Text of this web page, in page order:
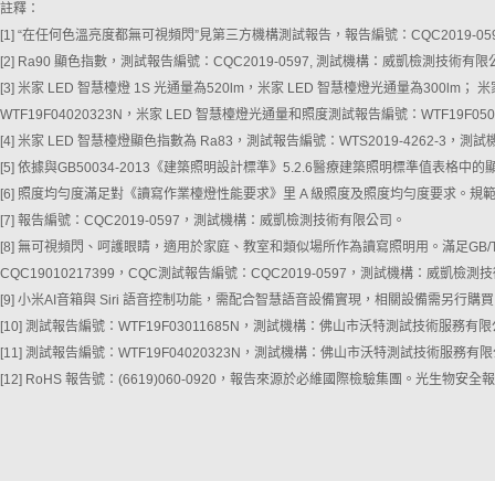
註釋：
[1] “在任何色溫亮度都無可視頻閃”見第三方機構測試報告，報告編號：CQC2019-
[2] Ra90 顯色指數，測試報告編號：CQC2019-0597, 測試機構：威凱檢測技術有限
[3] 米家 LED 智慧檯燈 1S 光通量為520lm，米家 LED 智慧檯燈光通量為300lm；
WTF19F04020323N，米家 LED 智慧檯燈光通量和照度測試報告編號：
[4] 米家 LED 智慧檯燈顯色指數為 Ra83，測試報告編號：WTS2019-4262-3，測試
[5] 依據與GB50034-2013《建築照明設計標準》5.2.6醫療建築照明標準值表格中
[6] 照度均勻度滿足對《讀寫作業檯燈性能要求》里 A 級照度及照度均勻度要求。
[7] 報告編號：CQC2019-0597，測試機構：威凱檢測技術有限公司。
[8] 無可視頻閃、呵護眼睛，適用於家庭、教室和類似場所作為讀寫照明用。滿足
CQC19010217399，CQC測試報告編號：CQC2019-0597，測試機構：威凱檢測
[9] 小米AI音箱與 Siri 語音控制功能，需配合智慧語音設備實現，相關設備需另行購
[10] 測試報告編號：WTF19F03011685N，測試機構：佛山市沃特測試技術服務有限
[11] 測試報告編號：WTF19F04020323N，測試機構：佛山市沃特測試技術服務有
[12] RoHS 報告號：(6619)060-0920，報告來源於必維國際檢驗集團。光生物安全